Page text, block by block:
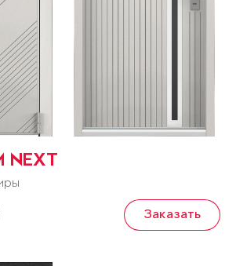
NEXT
Заказать